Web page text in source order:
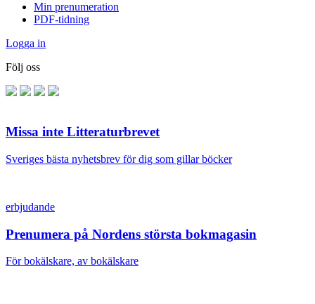
Min prenumeration
PDF-tidning
Logga in
Följ oss
Missa inte Litteraturbrevet
Sveriges bästa nyhetsbrev för dig som gillar böcker
erbjudande
Prenumera på Nordens största bokmagasin
För bokälskare, av bokälskare